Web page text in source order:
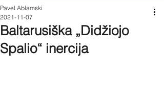
Baltarusiška „Didžiojo
Spalio“ inercija
Pavel Ablamski
2021-11-07